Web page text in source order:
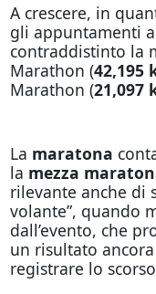
A crescere, in
gli appuntamenti
contraddistinto la
Marathon (42,195
Marathon (21,097
La maratona
la mezza
rilevante anche di
volante”, quando
dall’evento, che
un risultato
registrare lo